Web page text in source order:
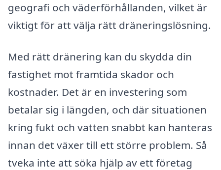
geografi och väderförhållanden, vilket är
viktigt för att välja rätt dräneringslösning.
Med rätt dränering kan du skydda din
fastighet mot framtida skador och
kostnader. Det är en investering som
betalar sig i längden, och där situationen
kring fukt och vatten snabbt kan hanteras
innan det växer till ett större problem. Så
tveka inte att söka hjälp av ett företag